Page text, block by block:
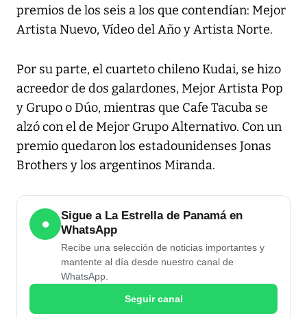
premios de los seis a los que contendían: Mejor
Artista Nuevo, Vídeo del Año y Artista Norte.
Por su parte, el cuarteto chileno Kudai, se hizo
acreedor de dos galardones, Mejor Artista Pop
y Grupo o Dúo, mientras que Cafe Tacuba se
alzó con el de Mejor Grupo Alternativo. Con un
premio quedaron los estadounidenses Jonas
Brothers y los argentinos Miranda.
●
Sigue a La Estrella de Panamá en
WhatsApp
Recibe una selección de noticias importantes y
mantente al día desde nuestro canal de
WhatsApp.
Seguir canal